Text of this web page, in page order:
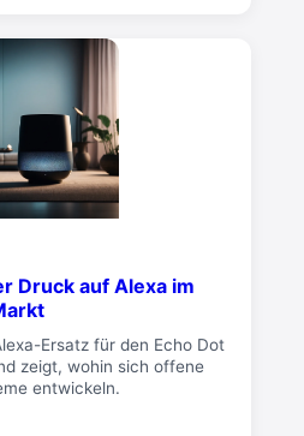
Druck auf Alexa im
Ersatz für den Echo Dot
zeigt, wohin sich offene
entwickeln.